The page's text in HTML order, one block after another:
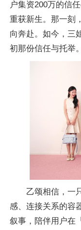
户集资200万的信
重获新生。那一刻
向奔赴。如今，三
初那份信任与托举。
乙颂相信，一
感、连接关系的容
叙事，陪伴用户在